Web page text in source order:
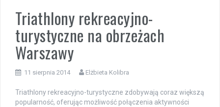
Triathlony rekreacyjno-
turystyczne na obrzeżach
Warszawy
11 sierpnia 2014 Elżbieta Kolibra
Triathlony rekreacyjno-turystyczne zdobywają coraz większą
popularność, oferując możliwość połączenia aktywności